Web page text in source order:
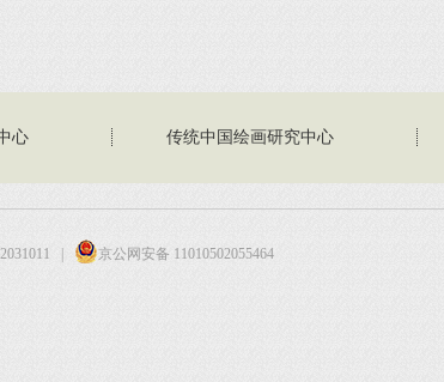
心 传统中国绘画研究中心
京公网安备 11010502055464